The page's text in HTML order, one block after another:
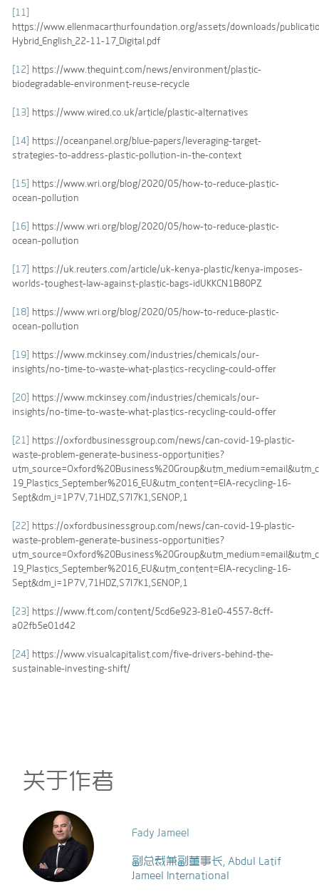
[11]
https://www.ellenmacarthurfoundation.org/assets/downloads/
Hybrid_English_22-11-17_Digital.pdf
[12]
https://www.thequint.com/news/environment/plastic-
biodegradable-environment-reuse-recycle
[13] https://www.wired.co.uk/article/plastic-alternatives
[14]
https://oceanpanel.org/blue-papers/leveraging-target-
strategies-to-address-plastic-pollution-in-the-context
[15]
https://www.wri.org/blog/2020/05/how-to-reduce-plastic-
ocean-pollution
[16]
https://www.wri.org/blog/2020/05/how-to-reduce-plastic-
ocean-pollution
[17]
https://uk.reuters.com/article/uk-kenya-plastic/kenya-imposes-
worlds-toughest-law-against-plastic-bags-idUKKCN1B80PZ
[18]
https://www.wri.org/blog/2020/05/how-to-reduce-plastic-
ocean-pollution
[19]
https://www.mckinsey.com/industries/chemicals/our-
insights/no-time-to-waste-what-plastics-recycling-could-offer
[20]
https://www.mckinsey.com/industries/chemicals/our-
insights/no-time-to-waste-what-plastics-recycling-could-offer
[21]
https://oxfordbusinessgroup.com/news/can-covid-19-plastic-
waste-problem-generate-business-opportunities?
19_Plastics_September%2016_EU&utm_content=EIA-recycling-16-
Sept&dm_i=1P7V,71HDZ,S7I7K1,SENOP,1
[22]
https://oxfordbusinessgroup.com/news/can-covid-19-plastic-
waste-problem-generate-business-opportunities?
19_Plastics_September%2016_EU&utm_content=EIA-recycling-16-
Sept&dm_i=1P7V,71HDZ,S7I7K1,SENOP,1
[23]
https://www.ft.com/content/5cd6e923-81e0-4557-8cff-
a02fb5e01d42
[24]
https://www.visualcapitalist.com/five-drivers-behind-the-
sustainable-investing-shift/
关于作者
Fady Jameel
副总裁兼副董事长, Abdul Latif
Jameel International